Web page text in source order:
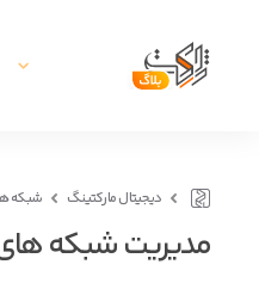
دیجیتال مارکتینگ شبکه
مدیریت شبکه های